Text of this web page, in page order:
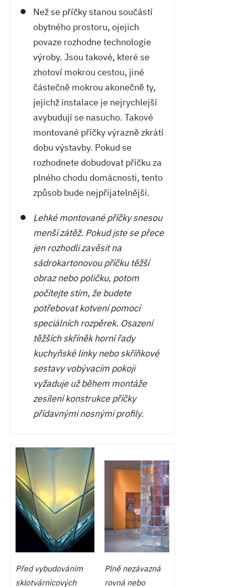
Než se příčky stanou součástí
obytného prostoru, ojejich
povaze rozhodne technologie
výroby. Jsou takové, které se
zhotoví mokrou cestou, jiné
částečně mokrou akonečně ty,
jejichž instalace je nejrychlejší
avybudují se nasucho. Takové
montované příčky výrazně zkrátí
dobu výstavby. Pokud se
rozhodnete dobudovat příčku za
plného chodu domácnosti, tento
způsob bude nejpřijatelnější.
Lehké montované příčky snesou
menší zátěž. Pokud jste se přece
jen rozhodli zavěsit na
sádrokartonovou příčku těžší
obraz nebo poličku, potom
počítejte stím, že budete
potřebovat kotvení pomocí
speciálních rozpěrek. Osazení
těžších skříněk horní řady
kuchyňské linky nebo skříňkové
sestavy vobývacím pokoji
vyžaduje už během montáže
zesílení konstrukce příčky
přídavnými nosnými profily.
Před vybudováním
sklotvárnicových
Plně nezávazná
rovná nebo